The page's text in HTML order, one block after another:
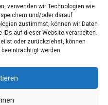
verwenden wir Technologien wie
und/oder darauf
zustimmst, können wir Daten
auf dieser Website verarbeiten.
oder zurückziehst, können
werden.